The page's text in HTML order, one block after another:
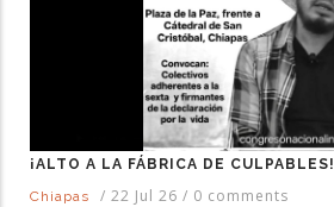
¡ALTO A LA FÁBRICA DE CULPABLES!
Chiapas
/ 22 Jul 26 / 0 comments